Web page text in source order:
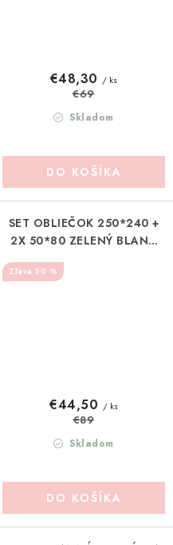
Skladom
€48,30 / ks
€69
DO KOŠÍKA
SET OBLIEČOK 250*240 +
2X 50*80 ZELENÝ BLANC
MARICLO (A36423C)
50 %
Skladom
€44,50 / ks
€89
DO KOŠÍKA